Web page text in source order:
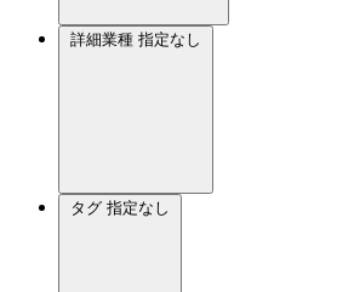
詳細業種 指定なし
タグ 指定なし